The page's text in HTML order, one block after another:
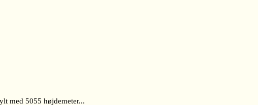
med 5055 højdemeter...